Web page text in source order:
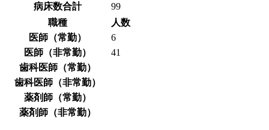
病床数合計
99
職種
人数
医師（常勤）
6
医師（非常勤）
41
歯科医師（常勤）
歯科医師（非常勤）
薬剤師（常勤）
薬剤師（非常勤）